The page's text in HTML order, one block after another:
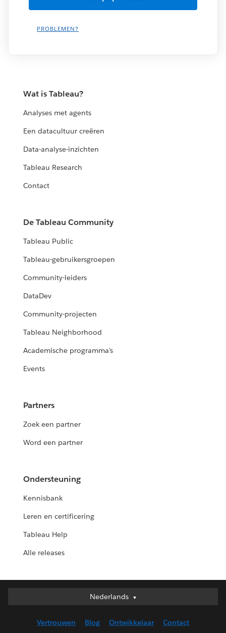
PROBLEMEN?
Wat is Tableau?
Analyses met agents
Een datacultuur creëren
Data-analyse-inzichten
Tableau Research
Contact
De Tableau Community
Tableau Public
Tableau-gebruikersgroepen
Community-leiders
DataDev
Community-projecten
Tableau Neighborhood
Academische programma's
Events
Partners
Zoek een partner
Word een partner
Ondersteuning
Kennisbank
Leren en certificering
Tableau Help
Alle releases
Nederlands
Nederlands
English (UK)
Vertrouwen Blog Ontwikkelaar Contact